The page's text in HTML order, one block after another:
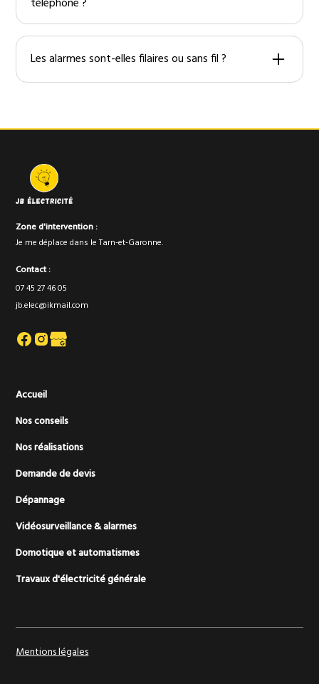
Oui, les systèmes envoient des alertes instantanées
(push/SMS/email) en cas d’événement.
Les alarmes sont-elles filaires ou sans fil ?
Zone d'intervention :
Je me déplace dans le Tarn-et-Garonne.
Contact :
07 45 27 46 05
jb.elec@ikmail.com
Accueil
Nos conseils
Nos réalisations
Demande de devis
Dépannage
Vidéosurveillance & alarmes
Domotique et automatismes
Travaux d'électricité générale
Mentions légales